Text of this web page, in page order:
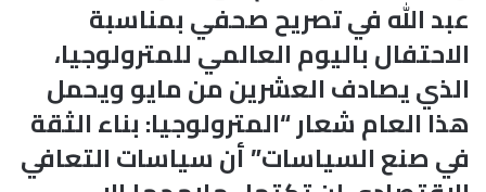
عبد الله في تصريح صحفي بمناسبة
الاحتفال باليوم العالمي للمترولوجيا،
الذي يصادف العشرين من مايو ويحمل
هذا العام شعار “المترولوجيا: بناء الثقة
في صنع السياسات” أن سياسات التعافي